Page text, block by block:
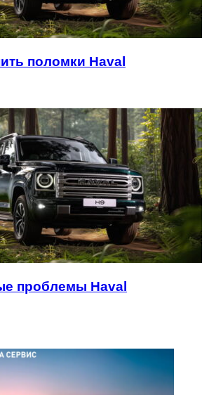
поломки Haval
проблемы Haval